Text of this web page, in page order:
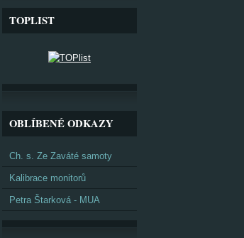
TOPLIST
OBLÍBENÉ ODKAZY
Ch. s. Ze Zaváté samoty
Kalibrace monitorů
Petra Štarková - MUA